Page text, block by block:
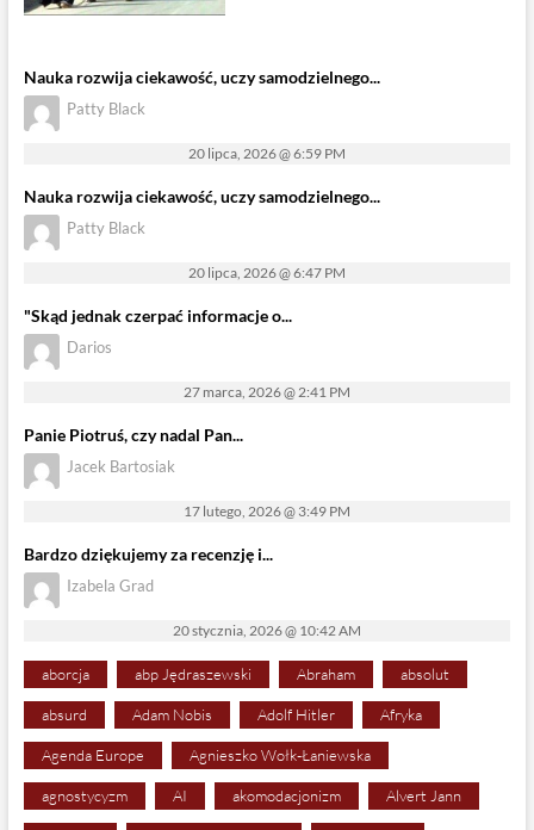
Nauka rozwija ciekawość, uczy samodzielnego...
Patty Black
20 lipca, 2026 @ 6:59 PM
Nauka rozwija ciekawość, uczy samodzielnego...
Patty Black
20 lipca, 2026 @ 6:47 PM
"Skąd jednak czerpać informacje o...
Darios
27 marca, 2026 @ 2:41 PM
Panie Piotruś, czy nadal Pan...
Jacek Bartosiak
17 lutego, 2026 @ 3:49 PM
Bardzo dziękujemy za recenzję i...
Izabela Grad
20 stycznia, 2026 @ 10:42 AM
aborcja abp Jędraszewski Abraham absolut
absurd Adam Nobis Adolf Hitler Afryka
Agenda Europe Agnieszko Wołk-Łaniewska
agnostycyzm AI akomodacjonizm Alvert Jann